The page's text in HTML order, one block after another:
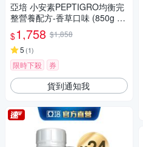
亞培 小安素PEPTIGRO均衡完
整營養配方-香草口味 (850g x
2入)
$1,758 $1,858
5 (1)
限時下殺 券
貨到通知我